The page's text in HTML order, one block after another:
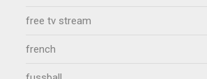
free tv stream
french